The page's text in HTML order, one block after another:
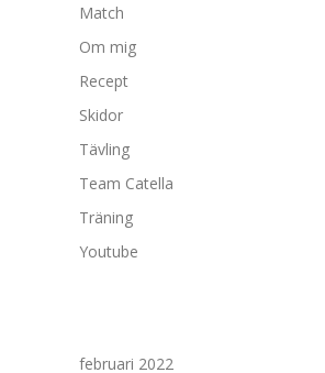
Match
Om mig
Recept
Skidor
Tävling
Team Catella
Träning
Youtube
februari 2022